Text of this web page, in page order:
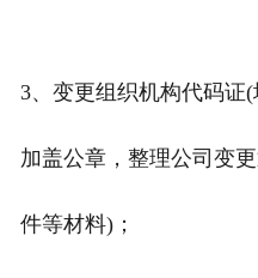
3、变更组织机构代码证
加盖公章，整理公司变
件等材料)；